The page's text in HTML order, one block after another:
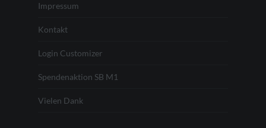
Impressum
Kontakt
Login Customizer
Spendenaktion SB M1
Vielen Dank